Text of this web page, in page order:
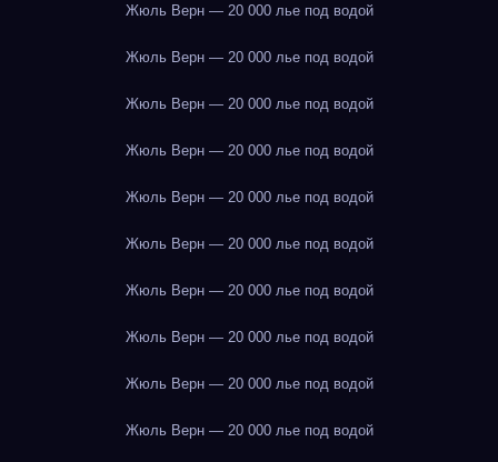
Жюль Верн — 20 000 лье под водой
Жюль Верн — 20 000 лье под водой
Жюль Верн — 20 000 лье под водой
Жюль Верн — 20 000 лье под водой
Жюль Верн — 20 000 лье под водой
Жюль Верн — 20 000 лье под водой
Жюль Верн — 20 000 лье под водой
Жюль Верн — 20 000 лье под водой
Жюль Верн — 20 000 лье под водой
Жюль Верн — 20 000 лье под водой